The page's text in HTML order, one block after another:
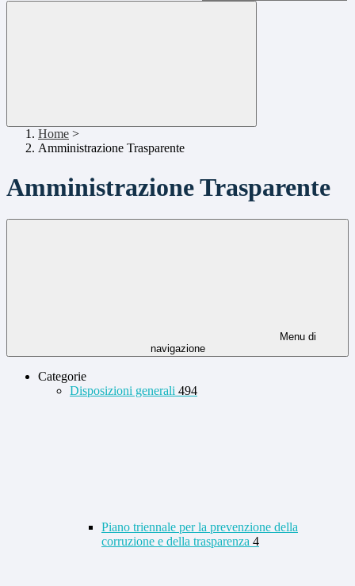
Home >
Amministrazione Trasparente
Amministrazione Trasparente
Menu di
navigazione
Categorie
Disposizioni generali 494
Piano triennale per la prevenzione della
corruzione e della trasparenza 4